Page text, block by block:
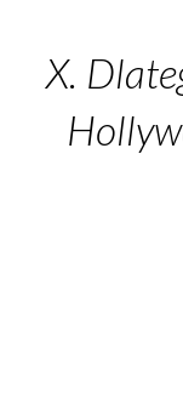
X.